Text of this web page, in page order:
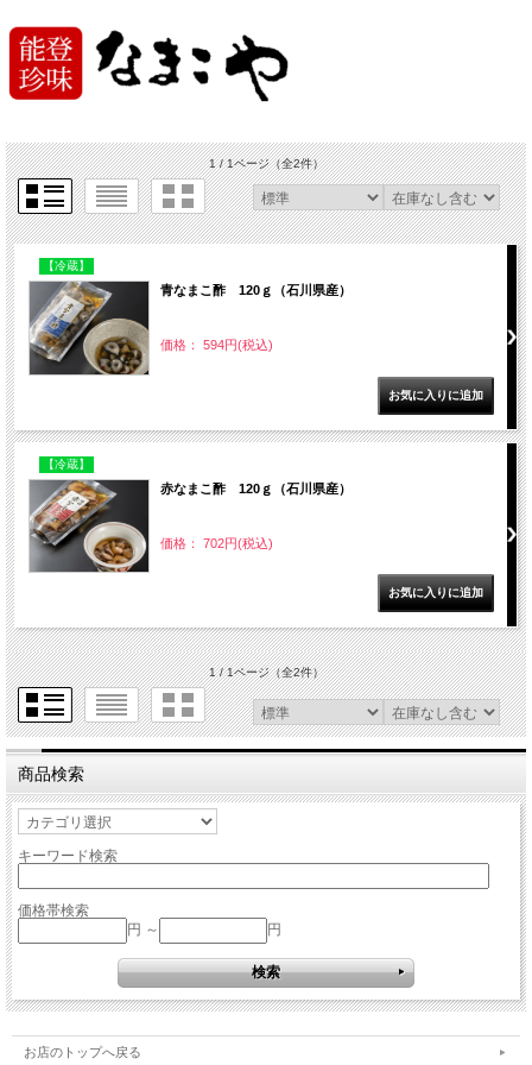
1 / 1ページ（全2件）
【冷蔵】
青なまこ酢 120ｇ（石川県産）
価格： 594円(税込)
【冷蔵】
赤なまこ酢 120ｇ（石川県産）
価格： 702円(税込)
1 / 1ページ（全2件）
商品検索
キーワード検索
価格帯検索
円 ～
円
お店のトップへ戻る